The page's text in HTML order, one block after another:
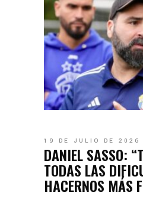
19 DE JULIO DE 2026
DANIEL SASSO:
TODAS LAS
HACERNOS MÁS